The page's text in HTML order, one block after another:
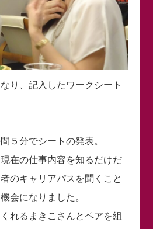
り、記入したワークシート
５分でシートの発表。
在の仕事内容を知るだけだ
のキャリアパスを聞くこと
会になりました。
れるまきこさんとペアを組